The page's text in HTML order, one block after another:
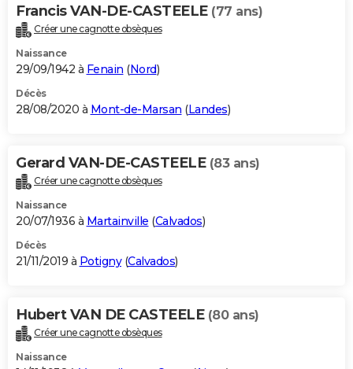
Francis VAN-DE-CASTEELE (77 ans)
Créer une cagnotte obsèques
Naissance
29/09/1942 à Fenain (Nord)
Décès
28/08/2020 à Mont-de-Marsan (Landes)
Gerard VAN-DE-CASTEELE (83 ans)
Créer une cagnotte obsèques
Naissance
20/07/1936 à Martainville (Calvados)
Décès
21/11/2019 à Potigny(Calvados)
Hubert VAN DE CASTEELE (80 ans)
Créer une cagnotte obsèques
Naissance